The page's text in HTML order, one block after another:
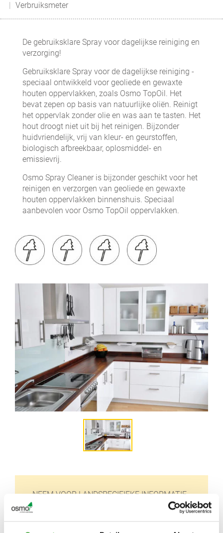
Verbruiksmeter
De gebruiksklare Spray voor dagelijkse reiniging en
verzorging!
Gebruiksklare Spray voor de dagelijkse reiniging -
speciaal ontwikkeld voor geoliede en gewaxte
houten oppervlakken, zoals Osmo TopOil. Het
bevat zepen op basis van natuurlijke oliën. Reinigt
het oppervlak zonder olie en was aan te tasten. Het
hout droogt niet uit bij het reinigen. Bijzonder
huidvriendelijk, vrij van kleur- en geurstoffen,
biologisch afbreekbaar, oplosmiddel- en
emissievrij.
Osmo Spray Cleaner is bijzonder geschikt voor het
reinigen en verzorgen van geoliede en gewaxte
houten oppervlakken binnenshuis. Speciaal
aanbevolen voor Osmo TopOil oppervlakken.
NEEM VOOR LANDSPECIFIEKE INFORMATIE
CONTACT OP MET DE GROOTHANDEL OF
VAKHANDELAAR BIJ U IN DE BUURT: